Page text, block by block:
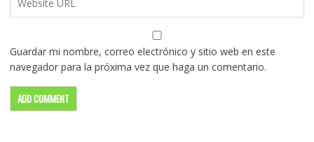
Guardar mi nombre, correo electrónico y sitio web en este
navegador para la próxima vez que haga un comentario.